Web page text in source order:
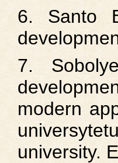
6. Santo
7.
modern
university.